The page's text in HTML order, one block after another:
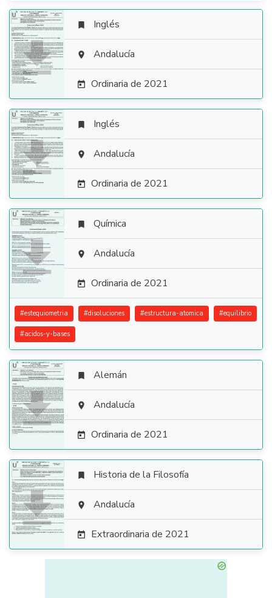

 Inglés
 Andalucía
 Ordinaria de 2021

 Inglés
 Andalucía
 Ordinaria de 2021

 Química
 Andalucía
 Ordinaria de 2021
#estequiometria #disoluciones #estructura-atomica #equilibrio
#acidos-y-bases

 Alemán
 Andalucía
 Ordinaria de 2021

 Historia de la Filosofía
 Andalucía
 Extraordinaria de 2021